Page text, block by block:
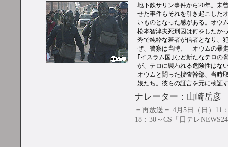
地下鉄サリン事件から20年。未
せた事件もそれを引き起こした
いものとなった感がある。オウ
松本智津夫死刑囚は何をしたか
秀で純粋な若者が信者となり、
ぜ、警察は当時、 オウムの暴
｢イスラム国｣など新たなテロの
が、テロに襲われる危険性はな
オウムと闘った捜査幹部、当時
娘たち。彼らの証言を元に検証
ナレーター：山崎岳彦
＝再放送＝ 4月5日（日）11
18：30～CS「日テレ